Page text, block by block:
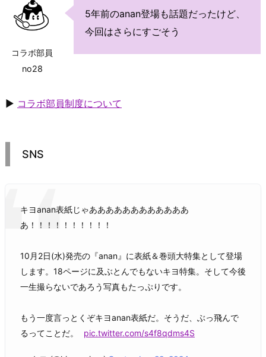
コラボ部員
no28
5年前のanan登場も話題だったけど、
今回はさらにすごそう
▶ コラボ部員制度について
SNS
キヨanan表紙じゃああああああああああああ
あ！！！！！！！！！！
10月2日(水)発売の『anan』に表紙＆巻頭大特集として登場
します。18ページに及ぶとんでもないキヨ特集。そして今後
一生撮らないであろう写真もたっぷりです。
もう一度言っとくぞキヨanan表紙だ。そうだ、ぶっ飛んで
るってことだ。
pic.twitter.com/s4f8qdms4S